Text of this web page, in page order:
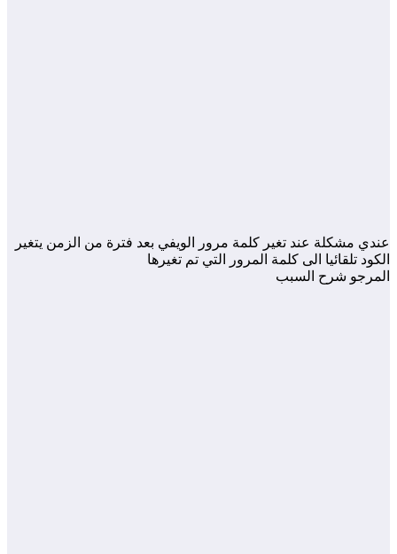
عندي مشكلة عند تغير كلمة مرور الويفي بعد فترة من الزمن يتغير
الكود تلقائيا الى كلمة المرور التي تم تغيرها
المرجو شرح السبب